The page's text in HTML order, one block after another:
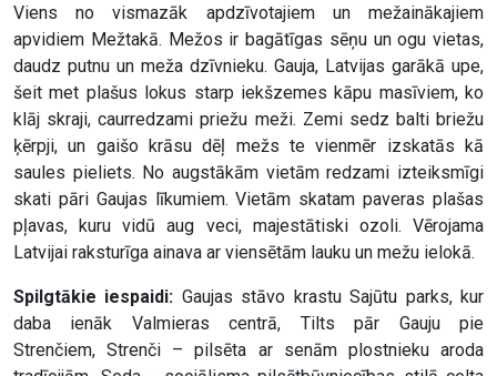
Viens no vismazāk apdzīvotajiem un mežainākajiem
apvidiem Mežtakā. Mežos ir bagātīgas sēņu un ogu vietas,
daudz putnu un meža dzīvnieku. Gauja, Latvijas garākā upe,
šeit met plašus lokus starp iekšzemes kāpu masīviem, ko
klāj skraji, caurredzami priežu meži. Zemi sedz balti briežu
ķērpji, un gaišo krāsu dēļ mežs te vienmēr izskatās kā
saules pieliets. No augstākām vietām redzami izteiksmīgi
skati pāri Gaujas līkumiem. Vietām skatam paveras plašas
pļavas, kuru vidū aug veci, majestātiski ozoli. Vērojama
Latvijai raksturīga ainava ar viensētām lauku un mežu ielokā.
Spilgtākie iespaidi: Gaujas stāvo krastu Sajūtu parks, kur
daba ienāk Valmieras centrā, Tilts pār Gauju pie
Strenčiem, Strenči – pilsēta ar senām plostnieku aroda